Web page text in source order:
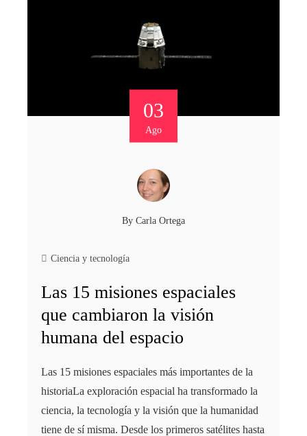
03
Ago
By Carla Ortega
Ciencia y tecnología
Las 15 misiones espaciales
que cambiaron la visión
humana del espacio
Las 15 misiones espaciales más importantes de la
historiaLa exploración espacial ha transformado la
ciencia, la tecnología y la visión que la humanidad
tiene de sí misma. Desde los primeros satélites hasta